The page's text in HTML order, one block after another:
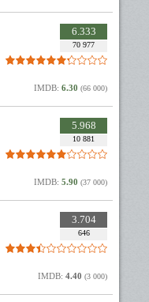
6.333
70 977
IMDB: 6.30 (66 000)
5.968
10 881
IMDB: 5.90 (37 000)
3.704
646
IMDB: 4.40 (3 000)